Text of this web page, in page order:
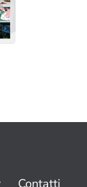
Contatti